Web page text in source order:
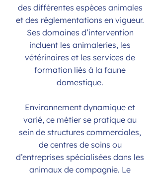
des différentes espèces animales
et des réglementations en vigueur.
Ses domaines d’intervention
incluent les animaleries, les
vétérinaires et les services de
formation liés à la faune
domestique.
Environnement dynamique et
varié, ce métier se pratique au
sein de structures commerciales,
de centres de soins ou
d’entreprises spécialisées dans les
animaux de compagnie. Le